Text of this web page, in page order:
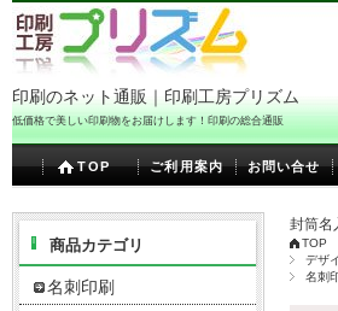
印刷のネット通販｜印刷工房プリズム
低価格で美しい印刷物をお届けします！印刷の総合通販
TOP ご利用案内 お問い合せ
封筒名
TOP
デザ
名刺
商品カテゴリ
名刺印刷